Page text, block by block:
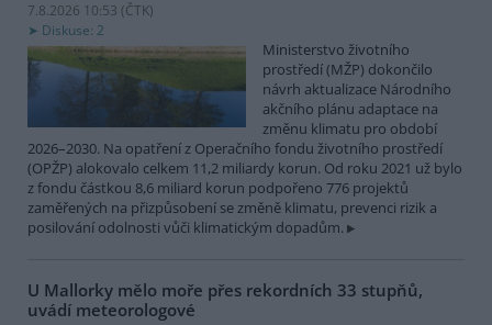
7.8.2026 10:53 (ČTK)
Diskuse: 2
Ministerstvo životního
prostředí (MŽP) dokončilo
návrh aktualizace Národního
akčního plánu adaptace na
změnu klimatu pro období
2026–2030. Na opatření z Operačního fondu životního prostředí
(OPŽP) alokovalo celkem 11,2 miliardy korun. Od roku 2021 už bylo
z fondu částkou 8,6 miliard korun podpořeno 776 projektů
zaměřených na přizpůsobení se změně klimatu, prevenci rizik a
posilování odolnosti vůči klimatickým dopadům.
U Mallorky mělo moře přes rekordních 33 stupňů,
uvádí meteorologové